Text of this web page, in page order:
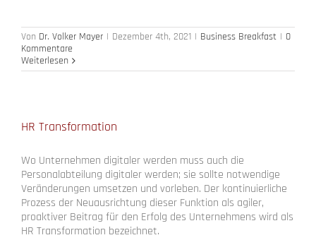
Von Dr. Volker Mayer | Dezember 4th, 2021 | Business Breakfast | 0
Kommentare
Weiterlesen
HR Transformation
Wo Unternehmen digitaler werden muss auch die
Personalabteilung digitaler werden; sie sollte notwendige
Veränderungen umsetzen und vorleben. Der kontinuierliche
Prozess der Neuausrichtung dieser Funktion als agiler,
proaktiver Beitrag für den Erfolg des Unternehmens wird als
HR Transformation bezeichnet.